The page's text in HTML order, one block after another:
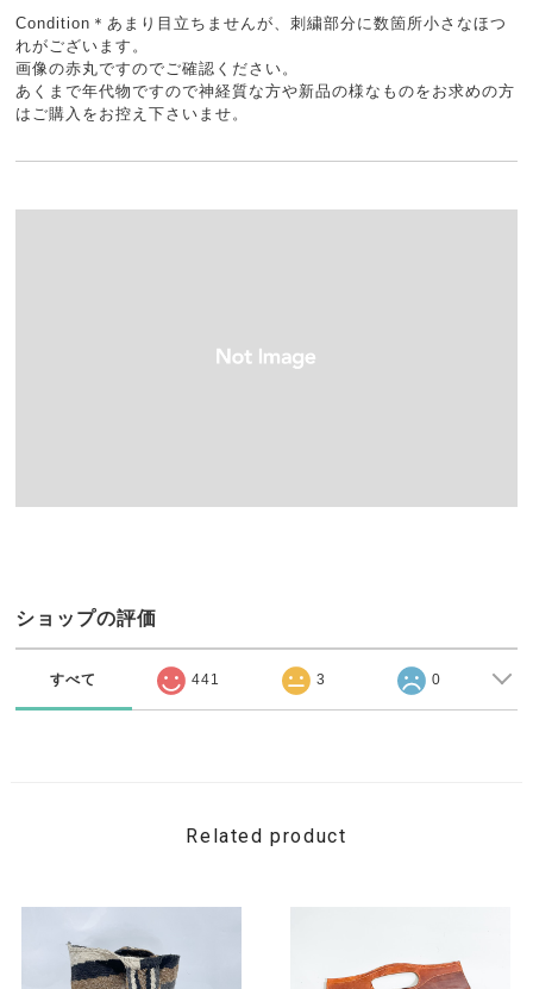
Condition＊あまり目立ちませんが、刺繍部分に数箇所小さなほつ
れがございます。
画像の赤丸ですのでご確認ください。
あくまで年代物ですので神経質な方や新品の様なものをお求めの方
はご購入をお控え下さいませ。
ショップの評価
すべて 441 3 0
Related product